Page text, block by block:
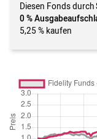
Diesen Fonds durch
0 %
5,25 % kaufen